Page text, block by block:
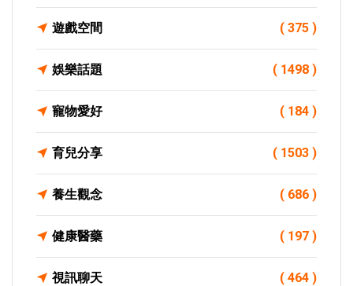
遊戲空間 ( 375 )
娛樂話題 ( 1498 )
寵物愛好 ( 184 )
育兒分享 ( 1503 )
養生觀念 ( 686 )
健康醫藥 ( 197 )
視訊聊天 ( 464 )